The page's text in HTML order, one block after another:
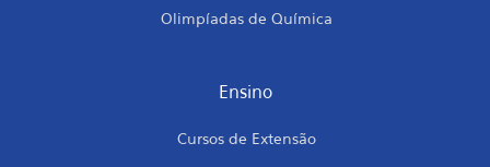
Olimpíadas de Química
Ensino
Cursos de Extensão